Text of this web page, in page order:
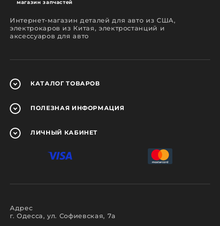
магазин запчастей
Интернет-магазин деталей для авто из США,
электрокаров из Китая, электростанций и
аксессуаров для авто
КАТАЛОГ ТОВАРОВ
ПОЛЕЗНАЯ ИНФОРМАЦИЯ
ЛИЧНЫЙ КАБИНЕТ
Адрес
г. Одесса, ул. Софиевская, 7а